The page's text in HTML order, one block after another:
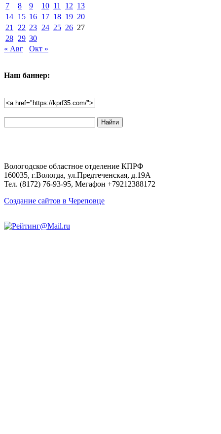
7
8 9 10 11 12 13
14 15 16 17 18 19 20
21
22 23 24 25 26 27
28 29 30
« Авг
Окт »
Наш баннер:
по
Вологодское областное отделение КПРФ
160035, г.Вологда, ул.Предтеченская, д.19А
Тел. (8172) 76-93-95, Мегафон +79212388172
Создание сайтов в Череповце